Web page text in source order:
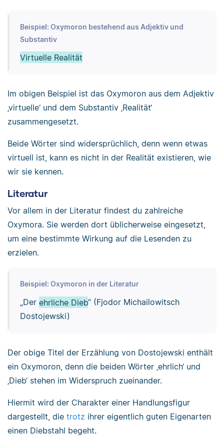
Beispiel: Oxymoron bestehend aus Adjektiv und
Substantiv
Virtuelle Realität
Im obigen Beispiel ist das Oxymoron aus dem Adjektiv
‚virtuelle‘ und dem Substantiv ‚Realität‘
zusammengesetzt.
Beide Wörter sind widersprüchlich, denn wenn etwas
virtuell ist, kann es nicht in der Realität existieren, wie
wir sie kennen.
Literatur
Vor allem in der Literatur findest du zahlreiche
Oxymora. Sie werden dort üblicherweise eingesetzt,
um eine bestimmte Wirkung auf die Lesenden zu
erzielen.
Beispiel: Oxymoron in der Literatur
„Der ehrliche Dieb“ (Fjodor Michailowitsch
Dostojewski)
Der obige Titel der Erzählung von Dostojewski enthält
ein Oxymoron, denn die beiden Wörter ‚ehrlich‘ und
‚Dieb‘ stehen im Widerspruch zueinander.
Hiermit wird der Charakter einer Handlungsfigur
dargestellt, die trotz ihrer eigentlich guten Eigenarten
einen Diebstahl begeht.